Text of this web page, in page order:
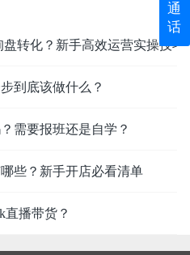
盘转化？新手高效运营实操技巧
到底该做什么？
需要报班还是自学？
些？新手开店必看清单
直播带货？
通
话